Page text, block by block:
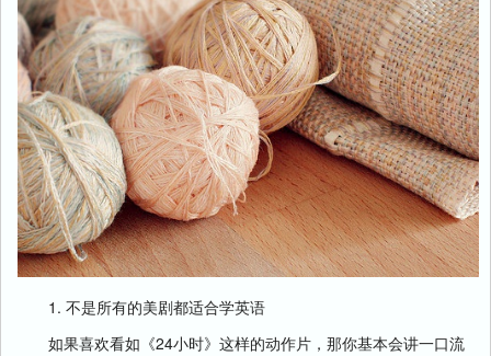
1. 不是所有的美剧都适合学英语
如果喜欢看如《24小时》这样的动作片，那你基本会讲一口流